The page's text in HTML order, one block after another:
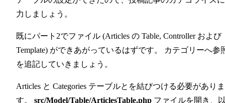
力しましょう。
既にパート2でファイル (Articles の Table, Controller および
Template) ができあがっているはずです。 カテゴリーへ参
を追記していきましょう。
Articles と Categories テーブルとを結びつける必要がありま
す。 src/Model/Table/ArticlesTable.php ファイルを開き、